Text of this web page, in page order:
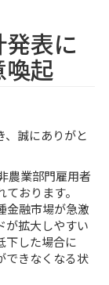
発表に
起
、誠にありがと
農業部門雇用者
おります。
金融市場が急激
が拡大しやすい
下した場合に
できなくなる状